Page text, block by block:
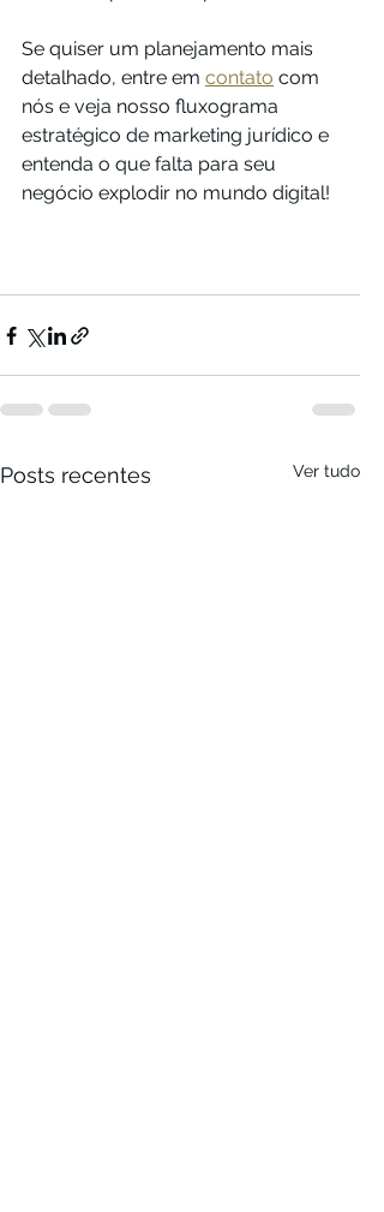
Se quiser um planejamento mais
detalhado, entre em contato com
nós e veja nosso fluxograma
estratégico de marketing jurídico e
entenda o que falta para seu
negócio explodir no mundo digital!
Posts recentes Ver tudo